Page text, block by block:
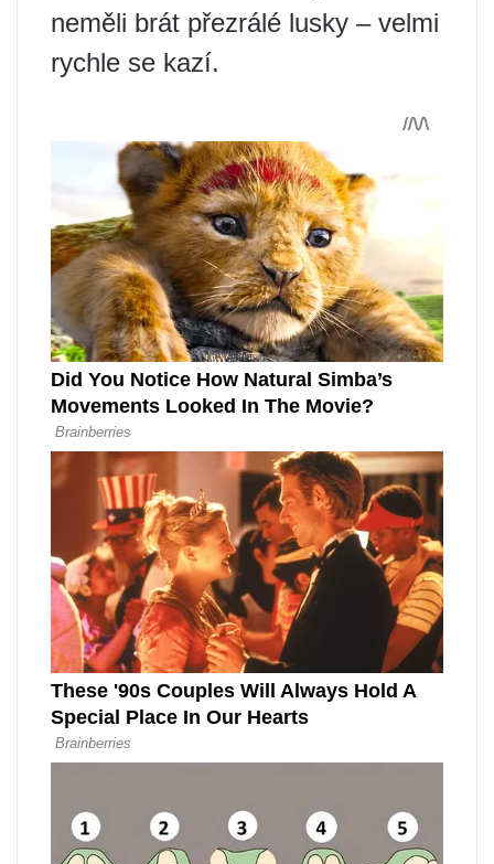
neměli brát přezrálé lusky – velmi
rychle se kazí.